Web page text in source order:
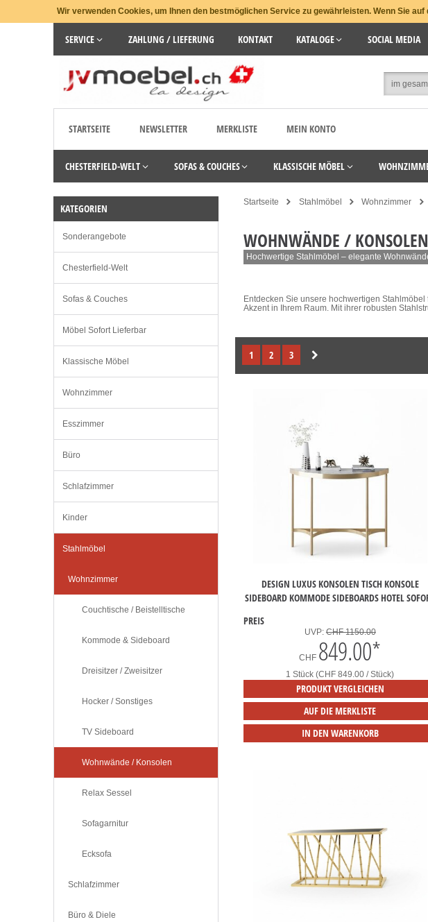
Wir verwenden Cookies, um Ihnen den bestmöglichen Service zu gewährleisten. Wenn Sie
SERVICE ZAHLUNG / LIEFERUNG KONTAKT KATALOGE SOCIAL MEDIA
STARTSEITE NEWSLETTER MERKLISTE MEIN KONTO
CHESTERFIELD-WELT SOFAS & COUCHES KLASSISCHE MÖBEL
Startseite Stahlmöbel Wohnzimmer
WOHNWÄNDE / KONSOLEN
Hochwertige Stahlmöbel – elegante
Entdecken Sie unsere hochwertigen
Akzent in Ihrem Raum. Mit ihrer robusten
1 2 3
DESIGN LUXUS KONSOLEN TISCH KONSOLE
SIDEBOARD KOMMODE SIDEBOARDS HOTEL
PREIS
UVP: CHF 1150.00
CHF 849.00*
1 Stück (CHF 849.00 / Stück)
PRODUKT VERGLEICHEN
AUF DIE MERKLISTE
IN DEN WARENKORB
KATEGORIEN
Sonderangebote
Chesterfield-Welt
Sofas & Couches
Möbel Sofort Lieferbar
Klassische Möbel
Wohnzimmer
Esszimmer
Büro
Schlafzimmer
Kinder
Stahlmöbel
Wohnzimmer
Couchtische / Beistelltische
Kommode & Sideboard
Dreisitzer / Zweisitzer
Hocker / Sonstiges
TV Sideboard
Wohnwände / Konsolen
Relax Sessel
Sofagarnitur
Ecksofa
Schlafzimmer
Büro & Diele